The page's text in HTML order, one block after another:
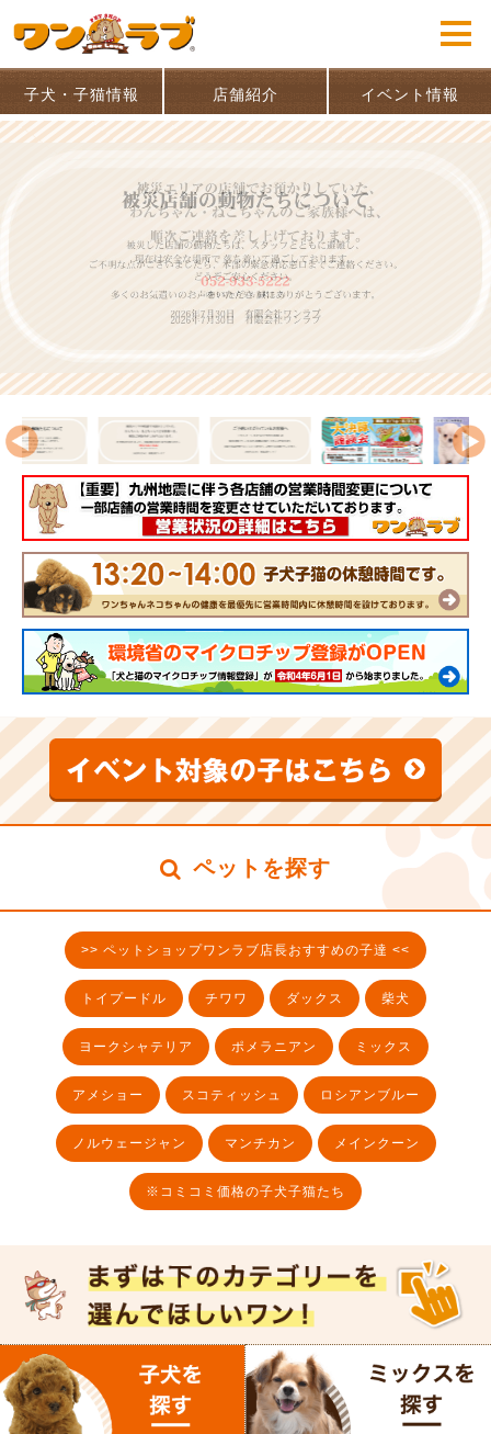
子犬・子猫情報 店舗紹介 イベント情報
ペットを探す
>> ペットショップワンラブ店長おすすめの子達 <<
トイプードル チワワ ダックス 柴犬
ヨークシャテリア ポメラニアン ミックス
アメショー スコティッシュ ロシアンブルー
ノルウェージャン マンチカン メインクーン
※コミコミ価格の子犬子猫たち